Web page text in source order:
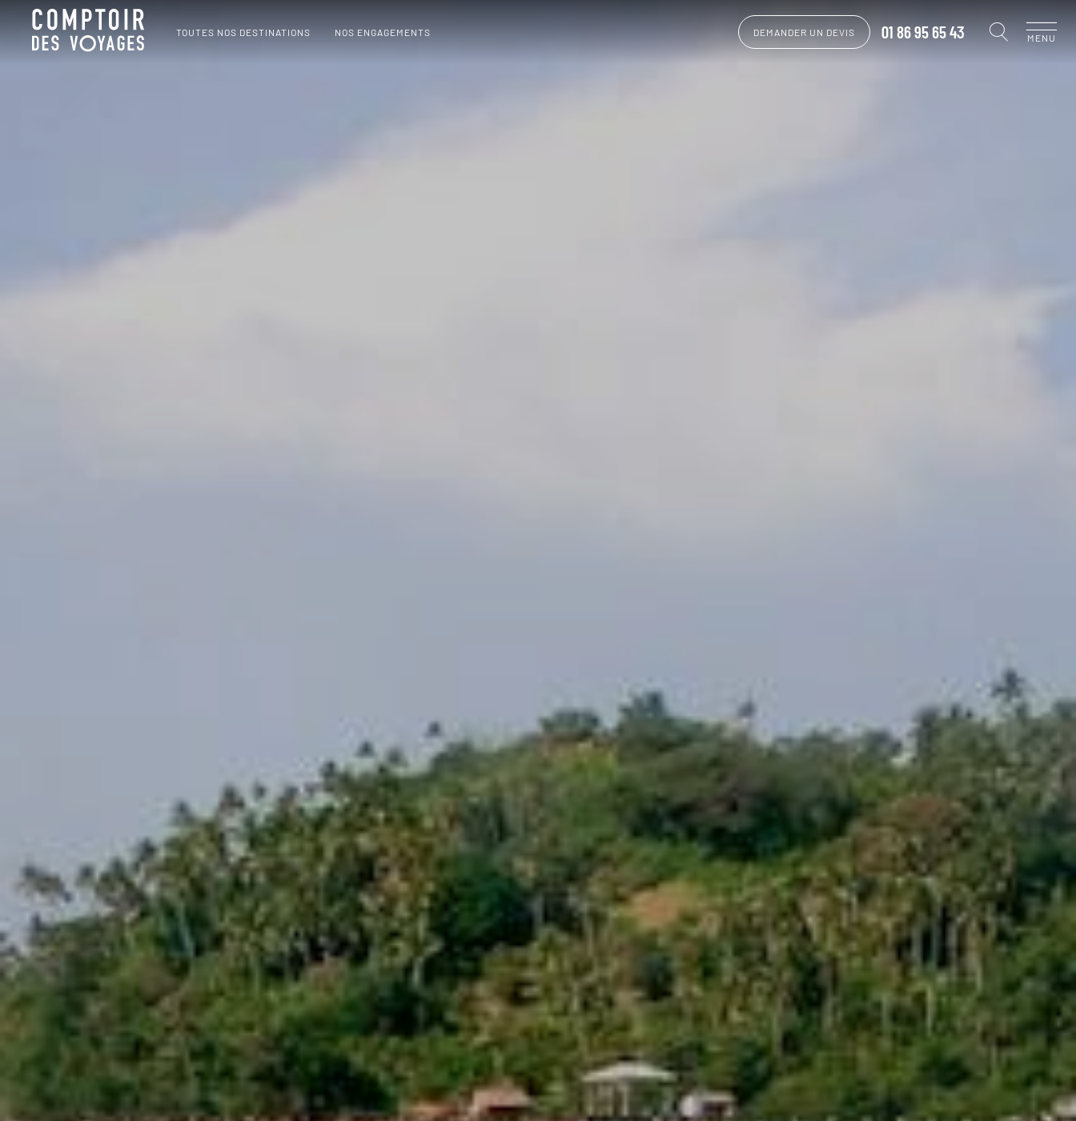
TOUTES NOS DESTINATIONS NOS ENGAGEMENTS DEMANDER UN DEVIS 01 86 95 65 43 MENU